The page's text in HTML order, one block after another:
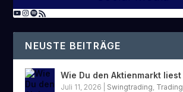
NEUSTE BEITRÄGE
Wie Du den Aktienmarkt liest
Juli 11, 2026 Swingtrading, Trading